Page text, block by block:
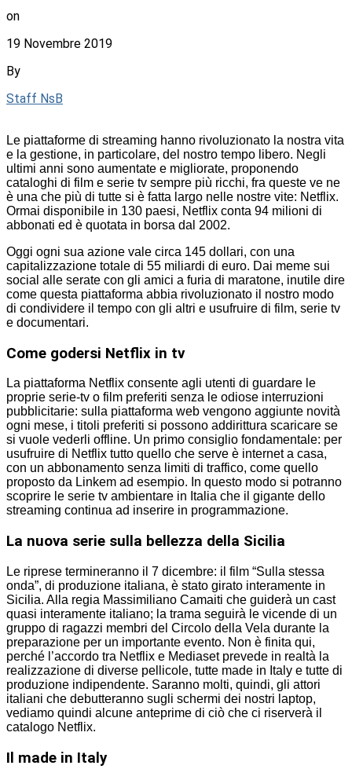
on
19 Novembre 2019
By
Staff NsB
Le piattaforme di streaming hanno rivoluzionato la nostra vita
e la gestione, in particolare, del nostro tempo libero. Negli
ultimi anni sono aumentate e migliorate, proponendo
cataloghi di film e serie tv sempre più ricchi, fra queste ve ne
è una che più di tutte si è fatta largo nelle nostre vite: Netflix.
Ormai disponibile in 130 paesi, Netflix conta 94 milioni di
abbonati ed è quotata in borsa dal 2002.
Oggi ogni sua azione vale circa 145 dollari, con una
capitalizzazione totale di 55 miliardi di euro. Dai meme sui
social alle serate con gli amici a furia di maratone, inutile dire
come questa piattaforma abbia rivoluzionato il nostro modo
di condividere il tempo con gli altri e usufruire di film, serie tv
e documentari.
Come godersi Netflix in tv
La piattaforma Netflix consente agli utenti di guardare le
proprie serie-tv o film preferiti senza le odiose interruzioni
pubblicitarie: sulla piattaforma web vengono aggiunte novità
ogni mese, i titoli preferiti si possono addirittura scaricare se
si vuole vederli offline. Un primo consiglio fondamentale: per
usufruire di Netflix tutto quello che serve è internet a casa,
con un abbonamento senza limiti di traffico, come quello
proposto da Linkem ad esempio. In questo modo si potranno
scoprire le serie tv ambientare in Italia che il gigante dello
streaming continua ad inserire in programmazione.
La nuova serie sulla bellezza della Sicilia
Le riprese termineranno il 7 dicembre: il film “Sulla stessa
onda”, di produzione italiana, è stato girato interamente in
Sicilia. Alla regia Massimiliano Camaiti che guiderà un cast
quasi interamente italiano; la trama seguirà le vicende di un
gruppo di ragazzi membri del Circolo della Vela durante la
preparazione per un importante evento. Non è finita qui,
perché l’accordo tra Netflix e Mediaset prevede in realtà la
realizzazione di diverse pellicole, tutte made in Italy e tutte di
produzione indipendente. Saranno molti, quindi, gli attori
italiani che debutteranno sugli schermi dei nostri laptop,
vediamo quindi alcune anteprime di ciò che ci riserverà il
catalogo Netflix.
Il made in Italy